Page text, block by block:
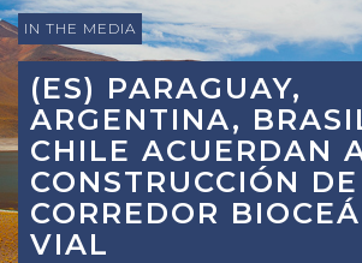
IN THE MEDIA
(ES) PARAGUAY,
ARGENTINA,
CHILE ACUERDAN
CONSTRUCCIÓN DE
CORREDOR
VIAL